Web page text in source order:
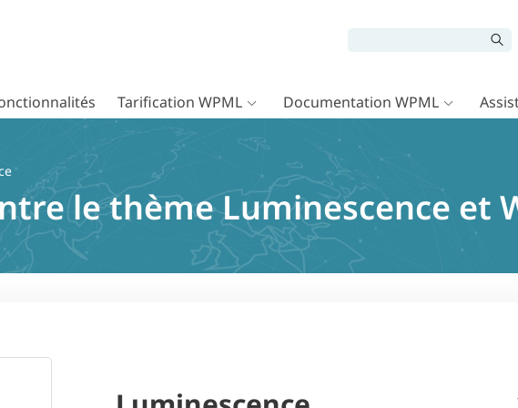
Tarification WPML Documentation WPML
le thème Luminescence et